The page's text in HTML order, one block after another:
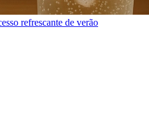
refrescante de verão